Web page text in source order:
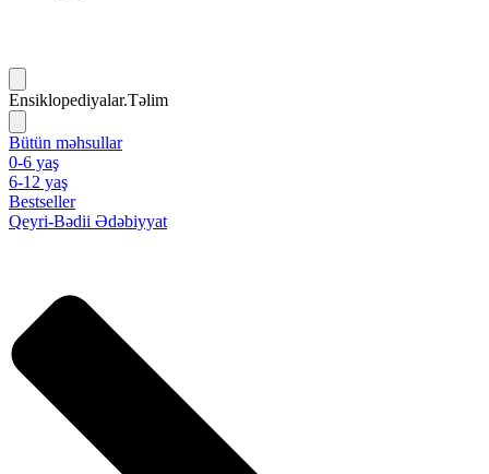
Ensiklopediyalar.Təlim
Bütün məhsullar
0-6 yaş
6-12 yaş
Bestseller
Qeyri-Bədii Ədəbiyyat